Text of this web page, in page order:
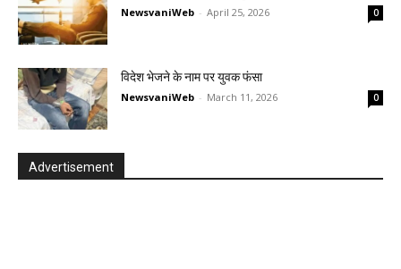
NewsvaniWeb - April 25, 2026 0
विदेश भेजने के नाम पर युवक फंसा
NewsvaniWeb - March 11, 2026 0
Advertisement